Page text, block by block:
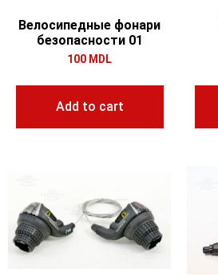
Велосипедные фонари
безопасности 01
100 MDL
Add to cart